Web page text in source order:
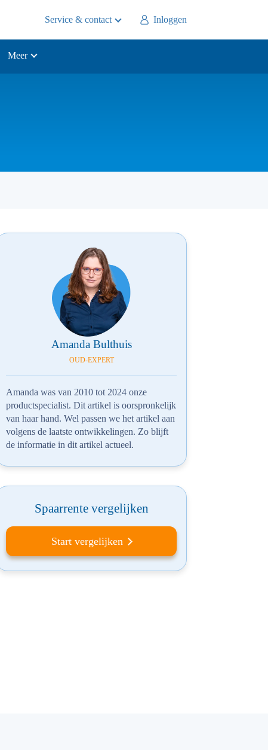
Service & contact Inloggen
Meer
Amanda Bulthuis
OUD-EXPERT
Amanda was van 2010 tot 2024 onze
productspecialist. Dit artikel is oorspronkelijk
van haar hand. Wel passen we het artikel aan
volgens de laatste ontwikkelingen. Zo blijft
de informatie in dit artikel actueel.
Spaarrente vergelijken
Start vergelijken